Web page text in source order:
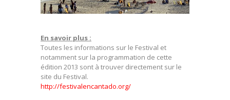
En savoir plus :
Toutes les informations sur le Festival et
notamment sur la programmation de cette
édition 2013 sont à trouver directement sur le
site du Festival.
http://festivalencantado.org/